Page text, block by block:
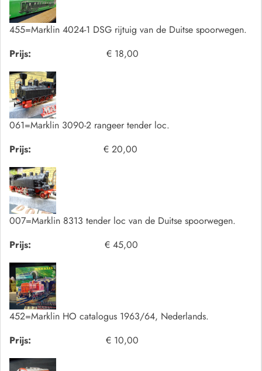
455=Marklin 4024-1 DSG rijtuig van de Duitse spoorwegen.
Prijs:
€ 18,00
061=Marklin 3090-2 rangeer tender loc.
Prijs:
€ 20,00
007=Marklin 8313 tender loc van de Duitse spoorwegen.
Prijs:
€ 45,00
452=Marklin HO catalogus 1963/64, Nederlands.
Prijs:
€ 10,00